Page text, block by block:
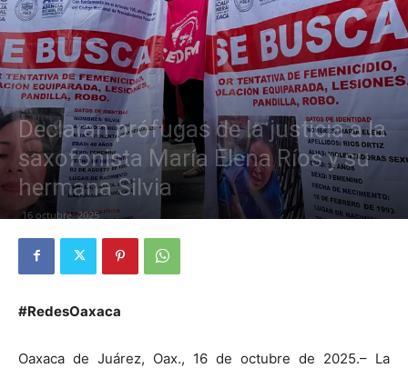
Oaxaca
Declaran prófugas de la justicia a la
saxofonista María Elena Ríos y su
hermana Silvia
16 octubre, 2025
#RedesOaxaca
Oaxaca de Juárez, Oax., 16 de octubre de 2025.– La